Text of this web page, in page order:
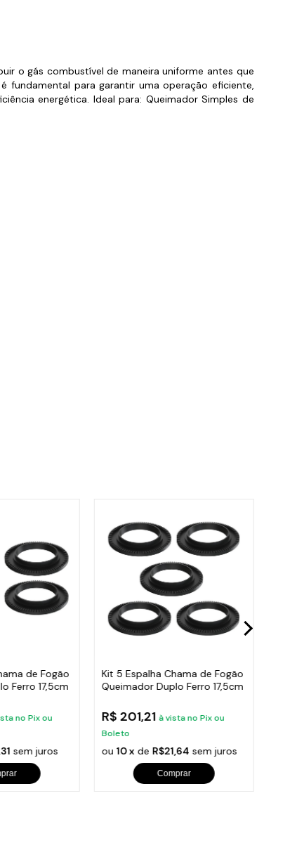
o gás combustível de maneira uniforme antes que
fundamental para garantir uma operação eficiente,
energética. Ideal para: Queimador Simples de
de Fogão
Ferro 17,5cm
no Pix ou
sem juros
Kit 5 Espalha Chama de Fogão
Queimador Duplo Ferro 17,5cm
R$ 201,21 à vista no Pix ou
Boleto
ou10 x de R$21,64 sem juros
Comprar